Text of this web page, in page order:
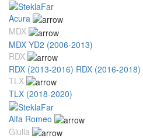
Acura
MDX
MDX YD2 (2006-2013)
RDX
RDX (2013-2016) RDX (2016-2018)
TLX
TLX (2018-2020)
Alfa Romeo
Giulia